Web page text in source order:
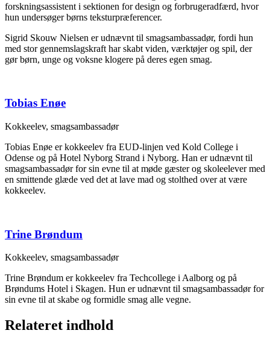
forskningsassistent i sektionen for design og forbrugeradfærd, hvor
hun undersøger børns teksturpræferencer.
Sigrid Skouw Nielsen er udnævnt til smagsambassadør, fordi hun
med stor gennemslagskraft har skabt viden, værktøjer og spil, der
gør børn, unge og voksne klogere på deres egen smag.
Tobias Enøe
Kokkeelev, smagsambassadør
Tobias Enøe er kokkeelev fra EUD-linjen ved Kold College i
Odense og på Hotel Nyborg Strand i Nyborg. Han er udnævnt til
smagsambassadør for sin evne til at møde gæster og skoleelever med
en smittende glæde ved det at lave mad og stolthed over at være
kokkeelev.
Trine Brøndum
Kokkeelev, smagsambassadør
Trine Brøndum er kokkeelev fra Techcollege i Aalborg og på
Brøndums Hotel i Skagen. Hun er udnævnt til smagsambassadør for
sin evne til at skabe og formidle smag alle vegne.
Relateret indhold